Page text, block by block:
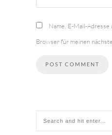
Name, E-Mail-
Browser für meinen